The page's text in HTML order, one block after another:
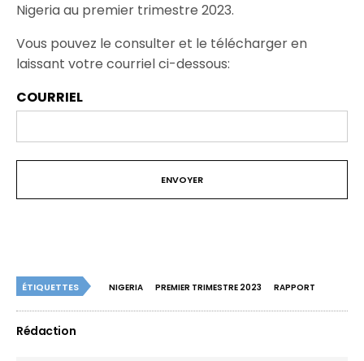
Nigeria au premier trimestre 2023.
Vous pouvez le consulter et le télécharger en
laissant votre courriel ci-dessous:
COURRIEL
ÉTIQUETTES NIGERIA PREMIER TRIMESTRE 2023 RAPPORT
Rédaction